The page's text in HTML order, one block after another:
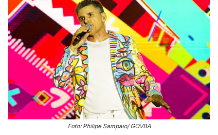
Foto: Philipe Sampaio/ GOVBA